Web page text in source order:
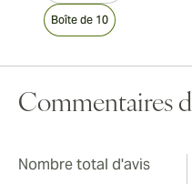
Boîte de 10
Commentaires
Nombre total d'avis